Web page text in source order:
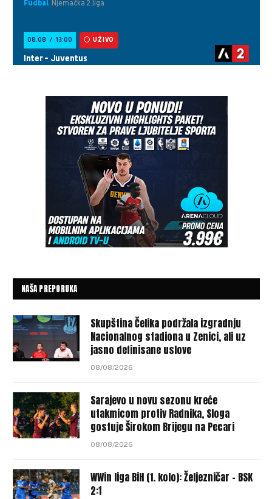
NAŠA PREPORUKA
Skupština Čelika podržala izgradnju
Nacionalnog stadiona u Zenici, ali uz
jasno definisane uslove
08/08/2026
Sarajevo u novu sezonu kreće
utakmicom protiv Radnika, Sloga
gostuje Širokom Brijegu na Pecari
08/08/2026
WWin liga BiH (1. kolo): Željezničar – BSK
2:1